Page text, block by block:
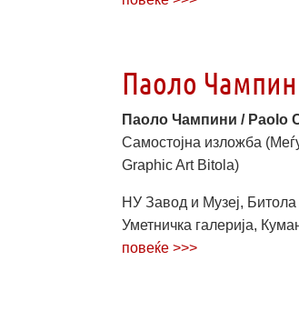
Паоло
Паоло Чампини / Paolo
Самостојна изложба
Graphic Art Bitola)
НУ Завод и Музеј,
Уметничка галерија,
повеќе >>>